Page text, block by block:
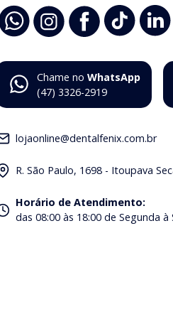
Chame no WhatsApp
(47) 3326-2919
lojaonline@dentalfenix.com.br
R. São Paulo, 1698 - Itoupava
Horário de Atendimento:
das 08:00 às 18:00 de Segunda à